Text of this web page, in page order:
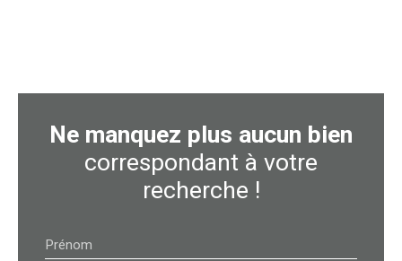
Ne manquez plus aucun bien
correspondant à votre
recherche !
Prénom